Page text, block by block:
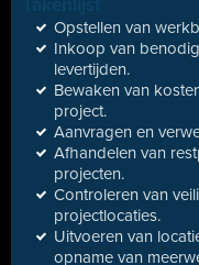
Opstellen van
Inkoop van
levertijden.
Bewaken van
project.
Aanvragen en
Afhandelen van
projecten.
Controleren van
projectlocaties.
Uitvoeren van
opname van